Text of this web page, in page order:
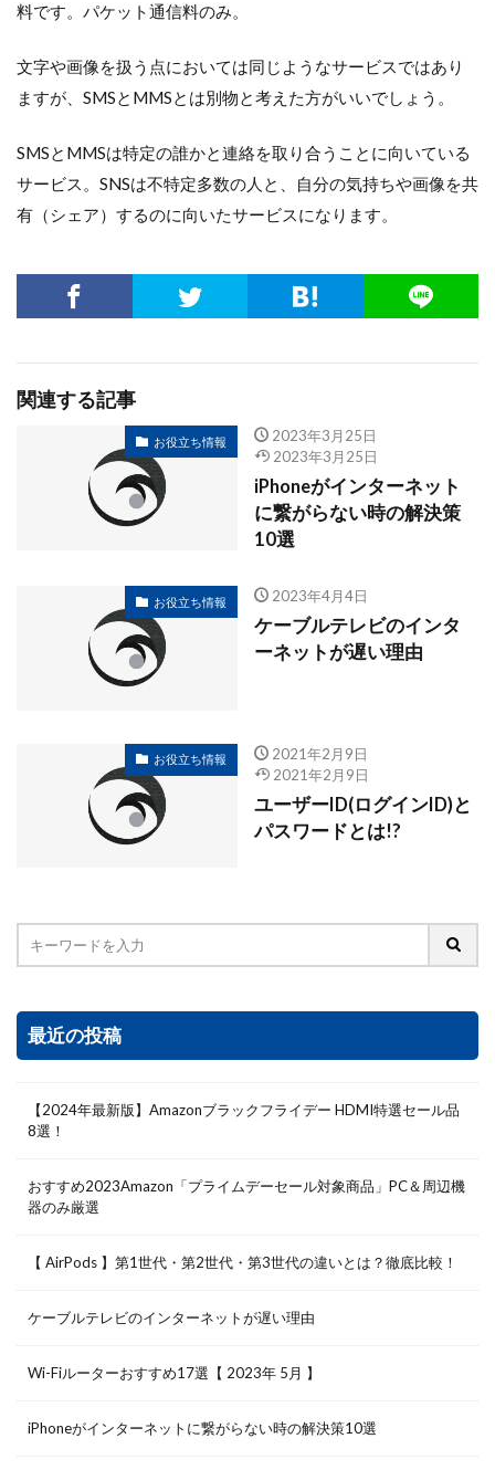
料です。パケット通信料のみ。
文字や画像を扱う点においては同じようなサービスではあり
ますが、SMSとMMSとは別物と考えた方がいいでしょう。
SMSとMMSは特定の誰かと連絡を取り合うことに向いている
サービス。SNSは不特定多数の人と、自分の気持ちや画像を共
有（シェア）するのに向いたサービスになります。
関連する記事
お役立ち情報
2023年3月25日
2023年3月25日
iPhoneがインターネット
に繋がらない時の解決策
10選
お役立ち情報 2023年4月4日
ケーブルテレビのインタ
ーネットが遅い理由
お役立ち情報
2021年2月9日
2021年2月9日
ユーザーID(ログインID)と
パスワードとは!?
最近の投稿
【2024年最新版】Amazonブラックフライデー HDMI特選セール品
8選！
おすすめ2023Amazon「プライムデーセール対象商品」PC＆周辺機
器のみ厳選
【 AirPods 】第1世代・第2世代・第3世代の違いとは？徹底比較！
ケーブルテレビのインターネットが遅い理由
Wi-Fiルーターおすすめ17選【 2023年 5月 】
iPhoneがインターネットに繋がらない時の解決策10選